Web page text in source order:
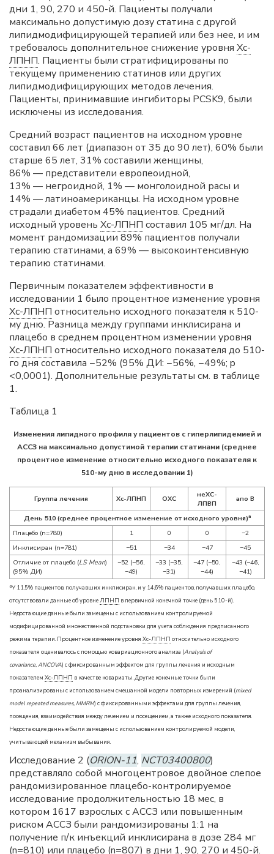
дни 1, 90, 270 и 450-й. Пациенты получали
максимально допустимую дозу статина с другой
липидмодифицирующей терапией или без нее, и им
требовалось дополнительное снижение уровня Хс-
ЛПНП. Пациенты были стратифицированы по
текущему применению статинов или других
липидмодифицирующих методов лечения.
Пациенты, принимавшие ингибиторы PCSK9, были
исключены из исследования.
Средний возраст пациентов на исходном уровне
составил 66 лет (диапазон от 35 до 90 лет), 60% были
старше 65 лет, 31% составили женщины,
86% — представители европеоидной,
13% — негроидной, 1% — монголоидной расы и
14% — латиноамериканцы. На исходном уровне
страдали диабетом 45% пациентов. Средний
исходный уровень Хс-ЛПНП составил 105 мг/дл. На
момент рандомизации 89% пациентов получали
терапию статинами, а 69% — высокоинтенсивную
терапию статинами.
Первичным показателем эффективности в
исследовании 1 было процентное изменение уровня
Хс-ЛПНП относительно исходного показателя к 510-
му дню. Разница между группами инклисирана и
плацебо в среднем процентном изменении уровня
Хс-ЛПНП относительно исходного показателя до 510-
го дня составила −52% (95% ДИ: −56%, −49%; p
<0,0001). Дополнительные результаты см. в таблице
1.
Таблица 1
Изменения липидного профиля у пациентов с гиперлипидемией и
АССЗ на максимально допустимой терапии статинами (среднее
процентное изменение относительно исходного показателя к
510-му дню в исследовании 1)
Группа лечения Хс-ЛПНП ОХС
неХС-
ЛПВП
апо B
День 510 (среднее процентное изменение от исходного уровня)a
Плацебо (n=780) 1 0 0
−2
Инклисиран (n=781)
−51 −34 −47
−45
Отличие от плацебо (LS Mean)
(95% ДИ)
−52 (−56,
−49)
−33 (−35,
−31)
−47 (−50,
−44)
−43 (−46,
−41)
aУ 11,5% пациентов, получавших инклисиран, и у 14,6% пациентов, получавших плацебо,
отсутствовали данные об уровнеЛПНП в первичной конечной точке (день 510-й).
Недостающие данные были замещены с использованием контролируемой
модифицированной множественной подстановки для учета соблюдения предписанного
режима терапии. Процентное изменение уровня Хс-ЛПНП относительно исходного
показателя оценивалось с помощью ковариационного анализа (Analysis of
covariance, ANCOVA) с фиксированным эффектом для группы лечения и исходным
показателем Хс-ЛПНП в качестве ковариаты. Другие конечные точки были
проанализированы с использованием смешанной модели повторных измерений (mixed
model repeated measures, MMRM) с фиксированными эффектами для группы лечения,
посещения, взаимодействия между лечением и посещением, а также исходного показателя.
Недостающие данные были замещены с использованием контролируемой модели,
учитывающей механизм выбывания.
Исследование 2 (ORION-11, NCT03400800)
представляло собой многоцентровое двойное слепое
рандомизированное плацебо-контролируемое
исследование продолжительностью 18 мес, в
котором 1617 взрослых с АССЗ или повышенным
риском АССЗ были рандомизированы 1:1 на
получение п/к инъекций инклисирана в дозе 284 мг
(n=810) или плацебо (n=807) в дни 1, 90, 270 и 450-й.